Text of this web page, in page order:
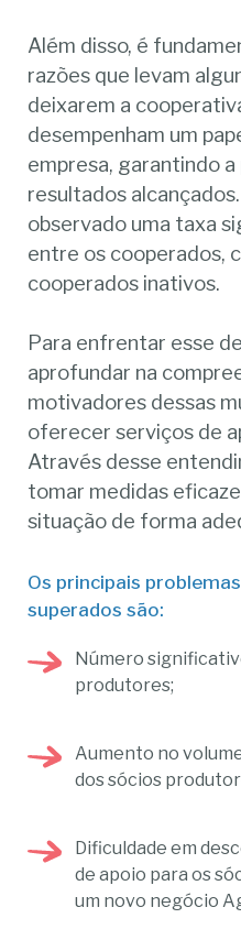
Além disso, é
razões que levam
deixarem a
desempenham um
empresa, garantindo
resultados
observado uma taxa
entre os cooperados,
cooperados inativos.
Para enfrentar esse
aprofundar na
motivadores dessas
oferecer serviços de
Através desse
tomar medidas
situação de forma
Os principais
superados são:
Número
produtores;
Aumento no
dos sócios
Dificuldade em
de apoio para os
um novo negócio